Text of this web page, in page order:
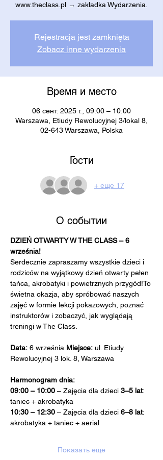
www.theclass.pl → zakładka Wydarzenia.
Rejestracja jest zamknięta
Zobacz inne wydarzenia
Время и место
06 сент. 2025 г., 09:00 – 10:00
Warszawa, Etiudy Rewolucyjnej 3/lokal 8,
02-643 Warszawa, Polska
Гости
+ еще 17
О событии
DZIEŃ OTWARTY W THE CLASS – 6
września!
Serdecznie zapraszamy wszystkie dzieci i
rodziców na wyjątkowy dzień otwarty pełen
tańca, akrobatyki i powietrznych przygód!To
świetna okazja, aby spróbować naszych
zajęć w formie lekcji pokazowych, poznać
instruktorów i zobaczyć, jak wyglądają
treningi w The Class.
Data: 6 września Miejsce: ul. Etiudy
Rewolucyjnej 3 lok. 8, Warszawa
Harmonogram dnia:
09:00 – 10:00 – Zajęcia dla dzieci 3–5 lat:
taniec + akrobatyka
10:30 – 12:30 – Zajęcia dla dzieci 6–8 lat:
akrobatyka + taniec + aerial
Показать еще